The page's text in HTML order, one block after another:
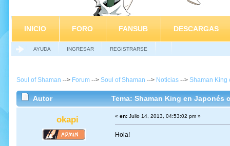
INICIO FORO FANSUB DESCARGAS
AYUDA INGRESAR REGISTRARSE
Soul of Shaman --> Forum --> Soul of Shaman --> Noticias --> Shaman King
Autor Tema: Shaman King en
okapi « en: Julio 14, 2013, 04:53:02 pm »
Hola!